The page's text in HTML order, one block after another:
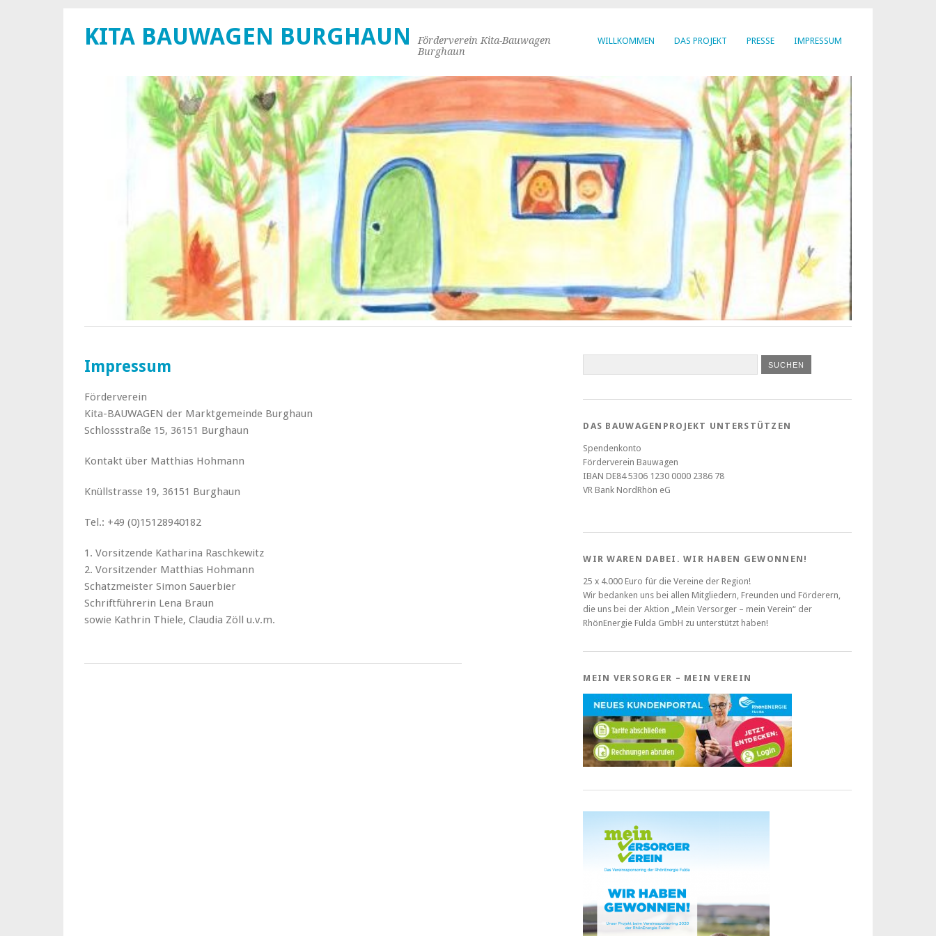
WILLKOMMEN DAS PROJEKT PRESSE IMPRESSUM
KITA BAUWAGEN BURGHAUN
Förderverein Kita-Bauwagen
Burghaun
Impressum
Förderverein
Kita-BAUWAGEN der Marktgemeinde Burghaun
Schlossstraße 15, 36151 Burghaun
Kontakt über Matthias Hohmann
Knüllstrasse 19, 36151 Burghaun
Tel.: +49 (0)15128940182
1. Vorsitzende Katharina Raschkewitz
2. Vorsitzender Matthias Hohmann
Schatzmeister Simon Sauerbier
Schriftführerin Lena Braun
sowie Kathrin Thiele, Claudia Zöll u.v.m.
DAS BAUWAGENPROJEKT UNTERSTÜTZEN
Spendenkonto
Förderverein Bauwagen
IBAN DE84 5306 1230 0000 2386 78
VR Bank NordRhön eG
WIR WAREN DABEI. WIR HABEN GEWONNEN!
25 x 4.000 Euro für die Vereine der Region!
Wir bedanken uns bei allen Mitgliedern, Freunden und Förderern,
die uns bei der Aktion „Mein Versorger – mein Verein“ der
RhönEnergie Fulda GmbH zu unterstützt haben!
MEIN VERSORGER – MEIN VEREIN